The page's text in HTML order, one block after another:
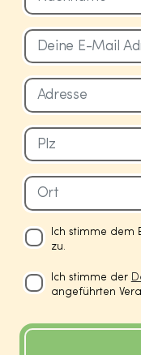
Ich stimme dem
zu.
Ich stimme der
angeführten